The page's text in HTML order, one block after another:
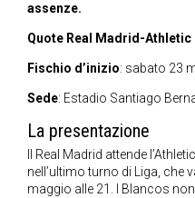
assenze.
Quote Real Madrid-Athletic
Fischio d’inizio: sabato 23
Sede: Estadio Santiago
La presentazione
Il Real Madrid attende
nell’ultimo turno di Liga, che
maggio alle 21. I Blancos